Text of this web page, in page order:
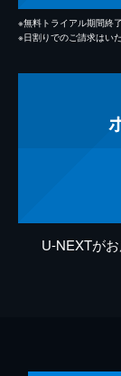
※無料トライアル期間終
※日割りでのご請求はいた
U-NEXTが